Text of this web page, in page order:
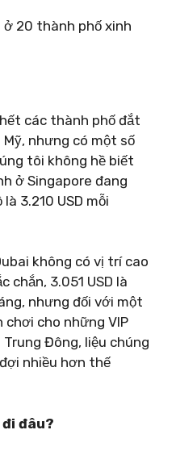
ở 20 thành phố xinh
các thành phố đắt
nhưng có một số
tôi không hề biết
ở Singapore đang
3.210 USD mỗi
không có vị trí cao
chắn, 3.051 USD là
nhưng đối với một
chơi cho những VIP
Đông, liệu chúng
nhiều hơn thế
đâu?